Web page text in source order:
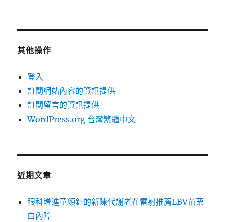
其他操作
登入
訂閱網站內容的資訊提供
訂閱留言的資訊提供
WordPress.org 台灣繁體中文
近期文章
眼科增進童顏針的新陳代謝老花雷射推薦LBV苗栗
白內障